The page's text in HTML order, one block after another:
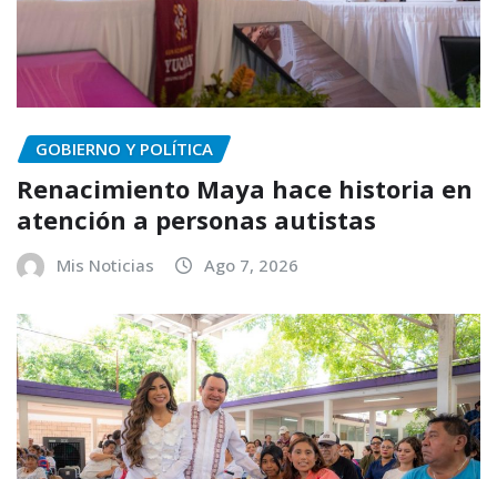
GOBIERNO Y POLÍTICA
Renacimiento Maya hace historia en
atención a personas autistas
Mis Noticias Ago 7, 2026